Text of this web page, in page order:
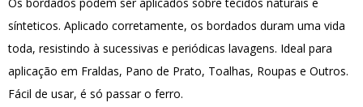
sínteticos. Aplicado corretamente, os bordados duram uma vida
toda, resistindo à sucessivas e periódicas lavagens. Ideal para
aplicação em Fraldas, Pano de Prato, Toalhas, Roupas e Outros.
Fácil de usar, é só passar o ferro.